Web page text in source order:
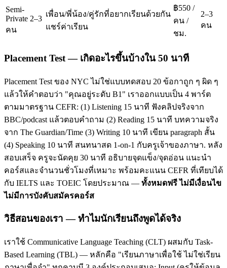
Semi-
Private 2–3
คน
เพื่อน/พี่น้อง/คู่รักที่อยากเรียนด้วยกัน
แชร์ค่าเรียน
฿550 /
คน /
ชม.
2–3
คน
Placement Test — เกิดอะไรขึ้นบ้างใน 50 นาที
Placement Test ของ NYC ไม่ใช่แบบทดสอบ 20 ข้อกาถูก ๆ ผิด ๆ
แล้วให้คำตอบว่า "คุณอยู่ระดับ B1" เราออกแบบเป็น 4 พาร์ต
ตามมาตรฐาน CEFR: (1) Listening 15 นาที ฟังคลิปจริงจาก
BBC/podcast แล้วตอบคำถาม (2) Reading 15 นาที บทความจริง
จาก The Guardian/Time (3) Writing 10 นาที เขียน paragraph สั้น
(4) Speaking 10 นาที สนทนาสด 1-on-1 กับครูเจ้าของภาษา. หลัง
สอบเสร็จ ครูจะนัดคุย 30 นาที อธิบายจุดแข็ง/จุดอ่อน แนะนำ
คอร์สและจำนวนชั่วโมงที่เหมาะ พร้อมคะแนน CEFR ที่เทียบได้
กับ IELTS และ TOEIC โดยประมาณ — ทั้งหมดฟรี ไม่มีเงื่อนไข
ไม่มีการบังคับสมัครคอร์ส
วิธีสอนของเรา — ทำไมนักเรียนถึงพูดได้จริง
เราใช้ Communicative Language Teaching (CLT) ผสมกับ Task-
Based Learning (TBL) — หลักคือ "เรียนภาษาเพื่อใช้ ไม่ใช่เรียน